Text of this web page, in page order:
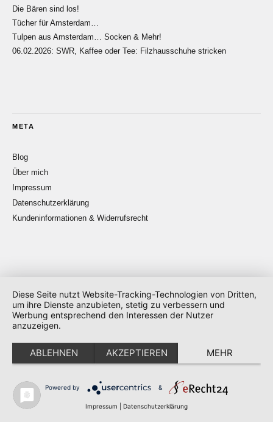
Die Bären sind los!
Tücher für Amsterdam…
Tulpen aus Amsterdam… Socken & Mehr!
06.02.2026: SWR, Kaffee oder Tee: Filzhausschuhe stricken
META
Blog
Über mich
Impressum
Datenschutzerklärung
Kundeninformationen & Widerrufsrecht
strickt, häkelt, näht … überall, auch im TV
Copyright © 2026Tanja Steinbach
Konzept & Umsetzunghuck.one
Diese Seite nutzt Website-Tracking-Technologien von Dritten,
um ihre Dienste anzubieten, stetig zu verbessern und
Werbung entsprechend den Interessen der Nutzer
anzuzeigen.
ABLEHNEN AKZEPTIEREN MEHR
Powered by &
Impressum Datenschutzerklärung